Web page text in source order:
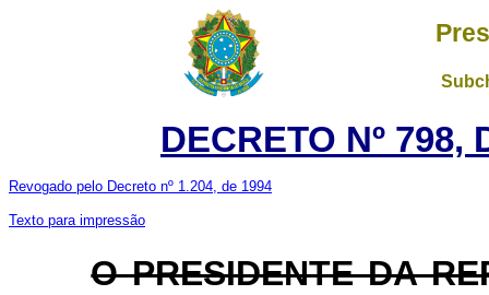
DECRETO Nº 798,
Revogado pelo Decreto nº 1.204, de 1994
Texto para impressão
O PRESIDENTE DA